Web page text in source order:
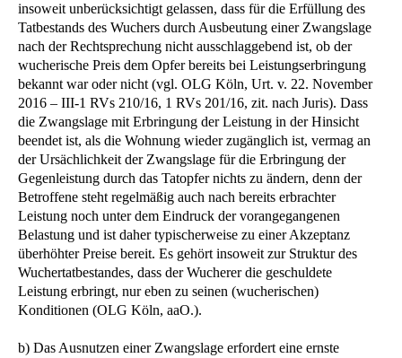
insoweit unberücksichtigt gelassen, dass für die Erfüllung des
Tatbestands des Wuchers durch Ausbeutung einer Zwangslage
nach der Rechtsprechung nicht ausschlaggebend ist, ob der
wucherische Preis dem Opfer bereits bei Leistungserbringung
bekannt war oder nicht (vgl. OLG Köln, Urt. v. 22. November
2016 – III-1 RVs 210/16, 1 RVs 201/16, zit. nach Juris). Dass
die Zwangslage mit Erbringung der Leistung in der Hinsicht
beendet ist, als die Wohnung wieder zugänglich ist, vermag an
der Ursächlichkeit der Zwangslage für die Erbringung der
Gegenleistung durch das Tatopfer nichts zu ändern, denn der
Betroffene steht regelmäßig auch nach bereits erbrachter
Leistung noch unter dem Eindruck der vorangegangenen
Belastung und ist daher typischerweise zu einer Akzeptanz
überhöhter Preise bereit. Es gehört insoweit zur Struktur des
Wuchertatbestandes, dass der Wucherer die geschuldete
Leistung erbringt, nur eben zu seinen (wucherischen)
Konditionen (OLG Köln, aaO.).
b) Das Ausnutzen einer Zwangslage erfordert eine ernste